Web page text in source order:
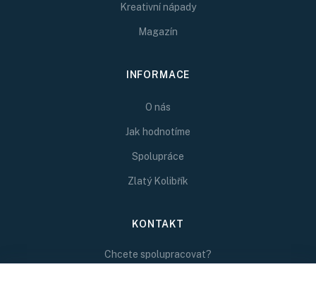
Kreativní nápady
Magazín
INFORMACE
O nás
Jak hodnotíme
Spolupráce
Zlatý Kolibřík
KONTAKT
Chcete spolupracovat?